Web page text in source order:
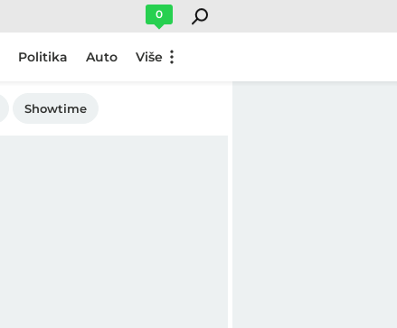
0
Politika Auto Više
Showtime